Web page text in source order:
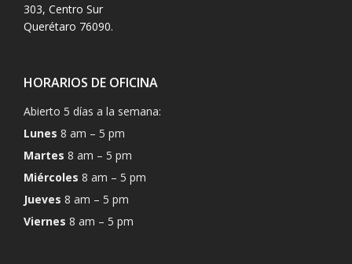
303, Centro Sur
Querétaro 76090.
HORARIOS DE OFICINA
Abierto 5 días a la semana:
Lunes 8 am – 5 pm
Martes 8 am – 5 pm
Miércoles 8 am – 5 pm
Jueves 8 am – 5 pm
Viernes 8 am – 5 pm